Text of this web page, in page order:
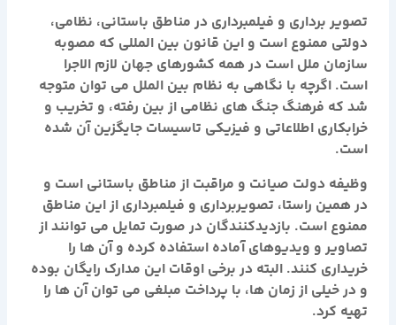
تصویر برداری و فیلمبرداری در مناطق باستانی، نظامی،
دولتی ممنوع است و این قانون بین المللی که مصوبه
سازمان ملل است در همه کشورهای جهان لازم الاجرا
است. اگرچه با نگاهی به نظام بین الملل می توان متوجه
شد که فرهنگ جنگ های نظامی از بین رفته، و تخریب و
خرابکاری اطلاعاتی و فیزیکی تاسیسات جایگزین آن شده
است.
وظیفه دولت صیانت و مراقبت از مناطق باستانی است و
در همین راستا، تصویربرداری و فیلمبرداری از این مناطق
ممنوع است. بازدیدکنندگان در صورت تمایل می توانند از
تصاویر و ویدیوهای آماده استفاده کرده و آن ها را
خریداری کنند. البته در برخی اوقات این مدارک رایگان بوده
و در خیلی از زمان ها، با پرداخت مبلغی می توان آن ها را
تهیه کرد.